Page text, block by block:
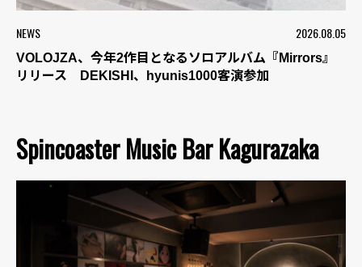
NEWS 2026.08.05
VOLOJZA、今年2作目となるソロアルバム『Mirrors』
リリース DEKISHI、hyunis1000客演参加
Spincoaster Music Bar Kagurazaka